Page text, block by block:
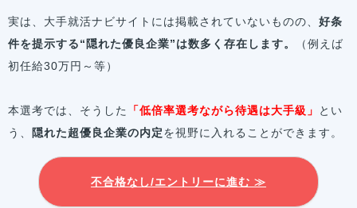
実は、大手就活ナビサイトには掲載されていないものの、 好条
件を提示する“隠れた優良企業”は数多く存在します。
（例えば
初任給30万円～等）
本選考では、そうした 「低倍率選考ながら待遇は大手級」
とい
う、
隠れた超優良企業の内定を視野に入れることができます。
不合格なし/エントリーに進む ≫